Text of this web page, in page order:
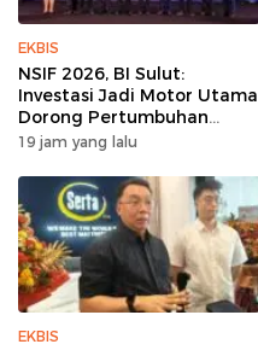
EKBIS
NSIF 2026, BI Sulut:
Investasi Jadi Motor Utama
Dorong Pertumbuhan
Ekonomi Sulut
19 jam yang lalu
EKBIS